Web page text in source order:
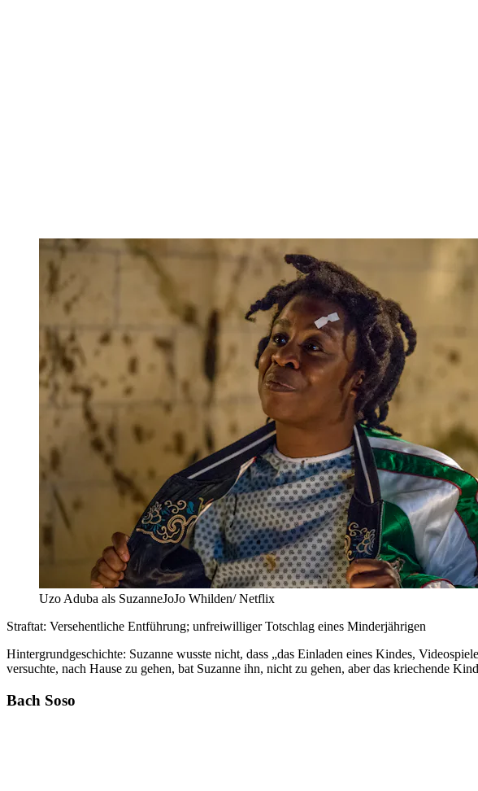
Uzo Aduba als SuzanneJoJo Whilden/ Netflix
Straftat: Versehentliche Entführung; unfreiwilliger Totschlag eines Minderjährigen
Hintergrundgeschichte: Suzanne wusste nicht, dass „das Einladen eines Kindes,
versuchte, nach Hause zu gehen, bat Suzanne ihn, nicht zu gehen, aber das kriechende
Bach Soso